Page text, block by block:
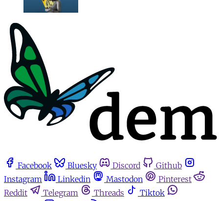
Facebook Bluesky Discord
Github
Instagram
Linkedin Mastodon
Pinterest
Reddit
Telegram Threads
Tiktok